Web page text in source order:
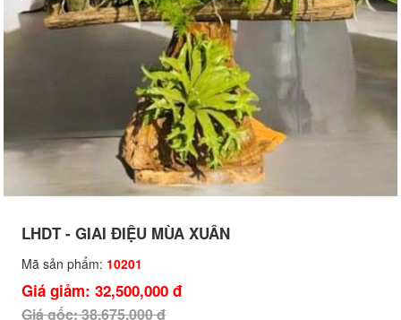
LHDT - GIAI ĐIỆU MÙA XUÂN
Mã sản phẩm: 10201
Giá giảm: 32,500,000 đ
Giá gốc: 38,675,000 đ